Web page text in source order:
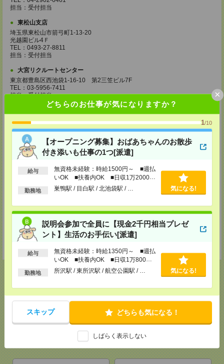
どちらのお仕事が気になりますか？
1/10
【オープニング募集】おばあちゃんのお散歩
付き添いも仕事の1つ[派遣]
給与
無資格未経験：時給1500円～ ■週払
いOK ■扶養内OK ■日収1万2000円
以上
勤務地 巣鴨駅 / 目白駅 / 北池袋駅 / … 気になる!
説明会参加で全員に【現金2千円相当プレゼ
ント】生活のお手伝い[派遣]
給与
無資格未経験：時給1350円～ ■週払
いOK ■扶養内OK ■日収1万800円
以上
勤務地 所沢駅 / 東所沢駅 / 航空公園駅 / … 気になる!
スキップ どちらも気になる！
しばらく表示しない
×
担当：受付担当
東松山支店
埼玉県東松山市箭弓町1-13-20
光越園ビル4Ｆ
TEL：0493-27-8811
担当：受付担当
大宮リクルートセンター
東京都豊島区西池袋1-16-10 第2三笠ビル7F
TEL：03-5956-7411
担当：受付担当
千葉県船橋市印内町593-1 NST第2ビル7F
TEL：047-420-8501
担当：受付担当
千葉県柏市旭町1-1-17 SNビル5F
担当：受付担当
千葉支店
千葉県千葉市中央区富士見1-1-1 千葉駅前ビル9F
TEL：043-306-2791
応募ページへ